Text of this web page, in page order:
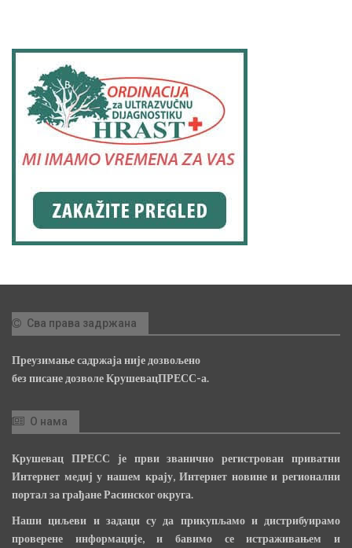
Сва права задржана
Преузимање садржаја није дозвољено
без писане дозволе КрушевацПРЕСС-а.
О нама
Крушевац ПРЕСС је први званично регистрован приватни
Интернет медиј у нашем крају, Интернет новине и регионални
портал за грађане Расинског округа.
Наши циљеви и задаци су да прикупљамо и дистрибуирамо
проверене информације, и бавимо се истраживањем и